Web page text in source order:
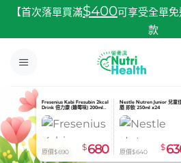
內
【首次落單買滿$400可享受全單
款
Fresenius Kabi Fresubin 2kcal
Drink 倍力康 (雜莓味) 200ml
x24
原價$690 $ 680
Nestle Nutren Junior 兒童
膳 即飲 250ml x24
原價$640 $